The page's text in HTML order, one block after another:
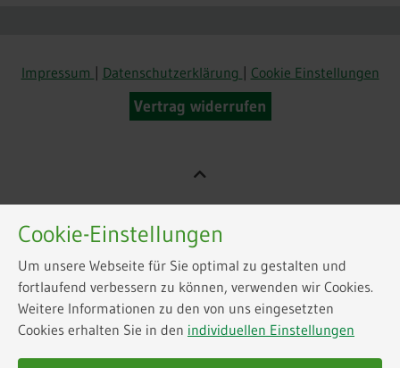
Impressum | Datenschutzerklärung | Cookie Einstellungen
Vertrag widerrufen
Cookie-Einstellungen
Um unsere Webseite für Sie optimal zu gestalten und
fortlaufend verbessern zu können, verwenden wir Cookies.
Weitere Informationen zu den von uns eingesetzten
Cookies erhalten Sie in den individuellen Einstellungen